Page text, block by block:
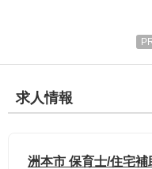
求人情報
洲本市 保育士/住宅